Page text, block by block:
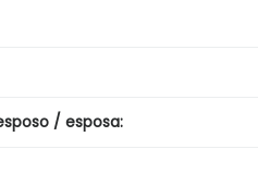
/ esposa: